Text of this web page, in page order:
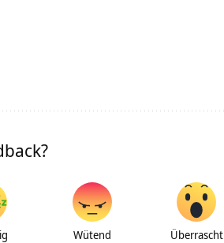
Wütend Überrascht